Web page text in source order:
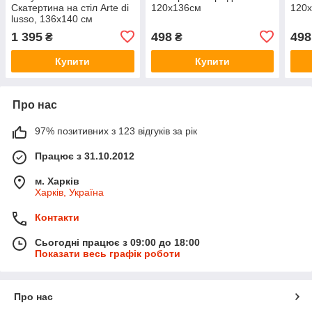
Скатертина на стіл Arte di
lusso, 136х140 см
1 395 ₴
Купити
120х136см
498₴
Купити
498
Про нас
97% позитивних з 123 відгуків за рік
Працює з 31.10.2012
м. Харків
Харків, Україна
Контакти
Сьогодні працює з 09:00 до 18:00
Показати весь графік роботи
Про нас